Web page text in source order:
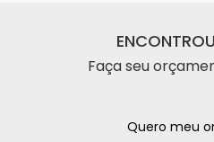
Faça seu
Quero meu